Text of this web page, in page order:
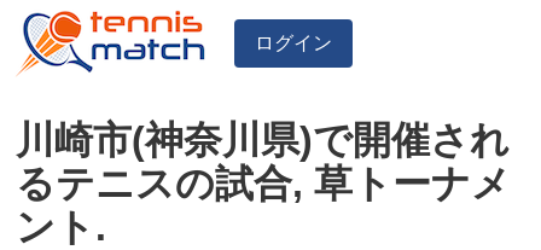
ログイン
川崎市(神奈川県)で開催され
るテニスの試合, 草トーナメ
ント.